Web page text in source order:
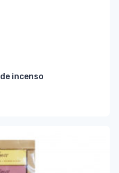
incenso